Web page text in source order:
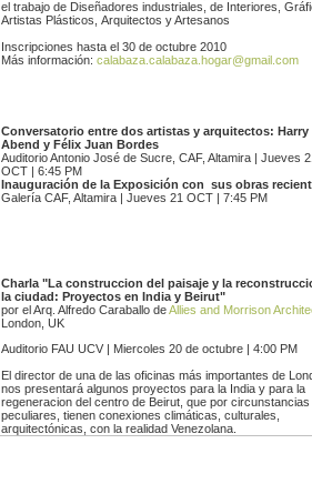
el trabajo de Diseñadores industriales, de Interiores,
Artistas Plásticos, Arquitectos y Artesanos
Inscripciones hasta el 30 de octubre 2010
Más información: calabaza.calabaza.hogar@gmail.com
Conversatorio entre dos artistas y arquitectos: Harry
Abend y Félix Juan Bordes
Auditorio Antonio José de Sucre, CAF, Altamira | Jueves
OCT | 6:45 PM
Inauguración de la Exposición con sus obras
Galería CAF, Altamira | Jueves 21 OCT | 7:45 PM
Charla "La construccion del paisaje y la
la ciudad: Proyectos en India y Beirut"
por el Arq. Alfredo Caraballo deAllies and Morrison
London, UK
Auditorio FAU UCV | Miercoles 20 de octubre | 4:00 PM
El director de una de las oficinas más importantes de
nos presentará algunos proyectos para la India y para la
regeneracion del centro de Beirut, que por circunstancias
peculiares, tienen conexiones climáticas, culturales,
arquitectónicas, con la realidad Venezolana.